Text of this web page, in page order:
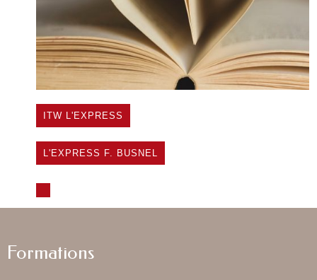
ITW L'EXPRESS
L'EXPRESS F. BUSNEL
Formations